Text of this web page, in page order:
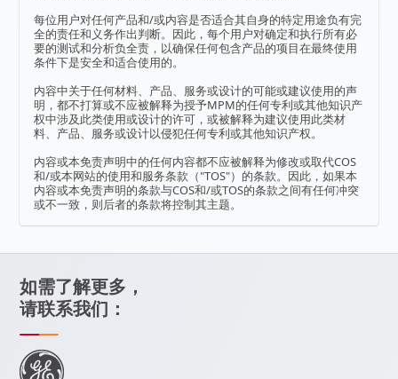
每位用户对任何产品和/或内容是否适合其自身的特定用途负有完
全的责任和义务作出判断。因此，每个用户对确定和执行所有必
要的测试和分析负全责，以确保任何包含产品的项目在最终使用
条件下是安全和适合使用的。
内容中关于任何材料、产品、服务或设计的可能或建议使用的声
明，都不打算或不应被解释为授予MPM的任何专利或其他知识产
权中涉及此类使用或设计的许可，或被解释为建议使用此类材
料、产品、服务或设计以侵犯任何专利或其他知识产权。
内容或本免责声明中的任何内容都不应被解释为修改或取代COS
和/或本网站的使用和服务条款（"TOS"）的条款。因此，如果本
内容或本免责声明的条款与COS和/或TOS的条款之间有任何冲突
或不一致，则后者的条款将控制其主题。
如需了解更多，
请联系我们：